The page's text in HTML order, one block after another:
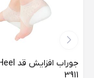
3911